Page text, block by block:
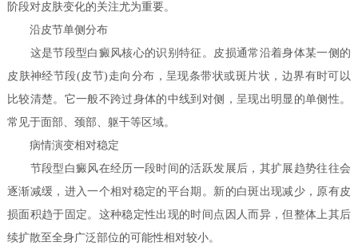
阶段对皮肤变化的关注尤为重要。
沿皮节单侧分布
这是节段型白癜风核心的识别特征。皮损通常沿着身体某一侧的
皮肤神经节段(皮节)走向分布，呈现条带状或斑片状，边界有时可以
比较清楚。它一般不跨过身体的中线到对侧，呈现出明显的单侧性。
常见于面部、颈部、躯干等区域。
病情演变相对稳定
节段型白癜风在经历一段时间的活跃发展后，其扩展趋势往往会
逐渐减缓，进入一个相对稳定的平台期。新的白斑出现减少，原有皮
损面积趋于固定。这种稳定性出现的时间点因人而异，但整体上其后
续扩散至全身广泛部位的可能性相对较小。